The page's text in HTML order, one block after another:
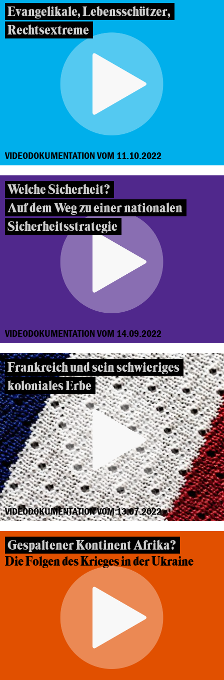
Evangelikale, Lebensschützer,
Rechtsextreme
VIDEODOKUMENTATION VOM 11.10.2022
Welche Sicherheit?
Auf dem Weg zu einer nationalen
Sicherheitsstrategie
VIDEODOKUMENTATION VOM 14.09.2022
Frankreich und sein schwieriges
koloniales Erbe
VIDEODOKUMENTATION VOM 13.07.2022
Gespaltener Kontinent Afrika?
Die Folgen des Krieges in der Ukraine